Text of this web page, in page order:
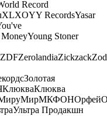
Record
XLXOYY RecordsYasar
Young Stoner
ZDFZerolandiaZickzack
Золотая
КлюкваКлюква
МКФОНОрфей
Ультра Продакшн